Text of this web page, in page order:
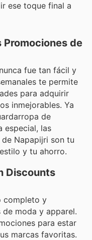
ese toque final a
de
fue tan fácil y
te permite
para adquirir
inmejorables. Ya
de
especial, las
Napapijri son tu
y tu ahorro.
Discounts
completo y
moda y apparel.
para estar
marcas favoritas.